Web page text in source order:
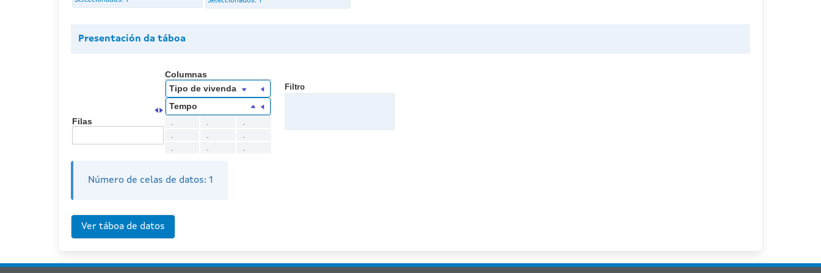
Presentación da táboa
Columnas
Tipo de vivenda
Tempo
Filas
. .
.
.
.
.
.
. .
Filtro
Número de celas de datos: 1